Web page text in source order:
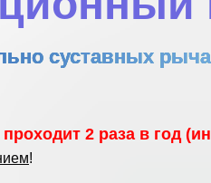
суставных
2 раза в год
!